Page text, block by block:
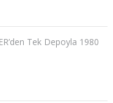
Tek Depoyla 1980